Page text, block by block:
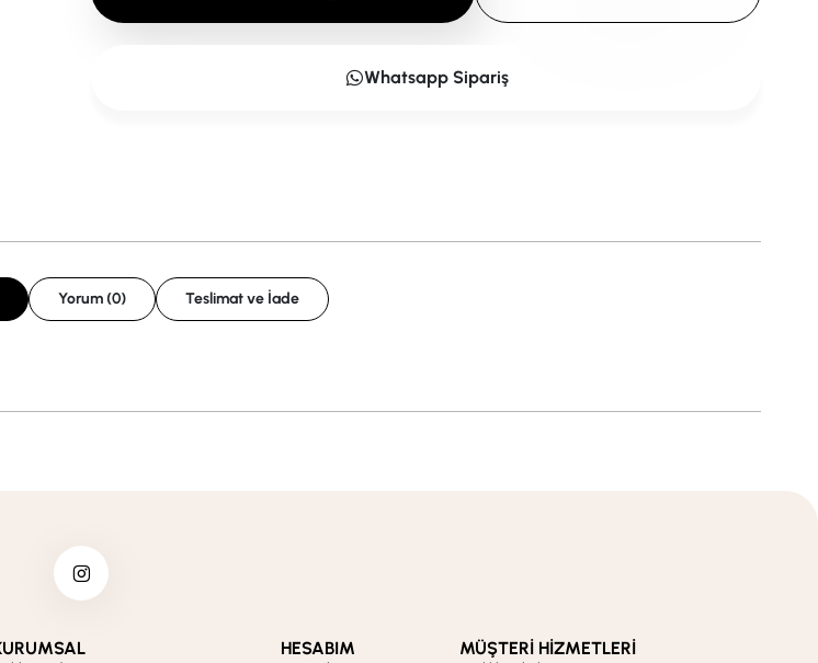
Whatsapp Sipariş
Yorum (0) Teslimat ve İade
HESABIM MÜŞTERİ HİZMETLERİ